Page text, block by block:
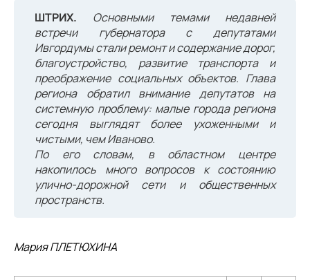
ШТРИХ.
Основными темами недавней
встречи губернатора с депутатами
Ивгордумы стали ремонт и содержание дорог,
благоустройство, развитие транспорта и
преображение социальных объектов. Глава
региона обратил внимание депутатов на
системную проблему: малые города региона
сегодня выглядят более ухоженными и
чистыми, чем Иваново.
По его словам, в областном центре
накопилось много вопросов к состоянию
улично-дорожной сети и общественных
пространств.
Мария ПЛЕТЮХИНА